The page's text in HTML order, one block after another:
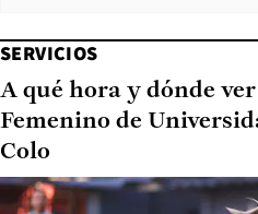
SERVICIOS
A qué hora y dónde
Femenino de
Colo